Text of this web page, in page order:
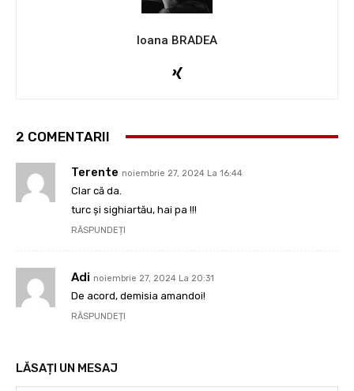
Ioana BRADEA
2 COMENTARII
Terente noiembrie 27, 2024 La 16:44
Clar că da.
turc și sighiartău, hai pa !!!
RĂSPUNDEȚI
Adi noiembrie 27, 2024 La 20:31
De acord, demisia amandoi!
RĂSPUNDEȚI
LĂSAȚI UN MESAJ